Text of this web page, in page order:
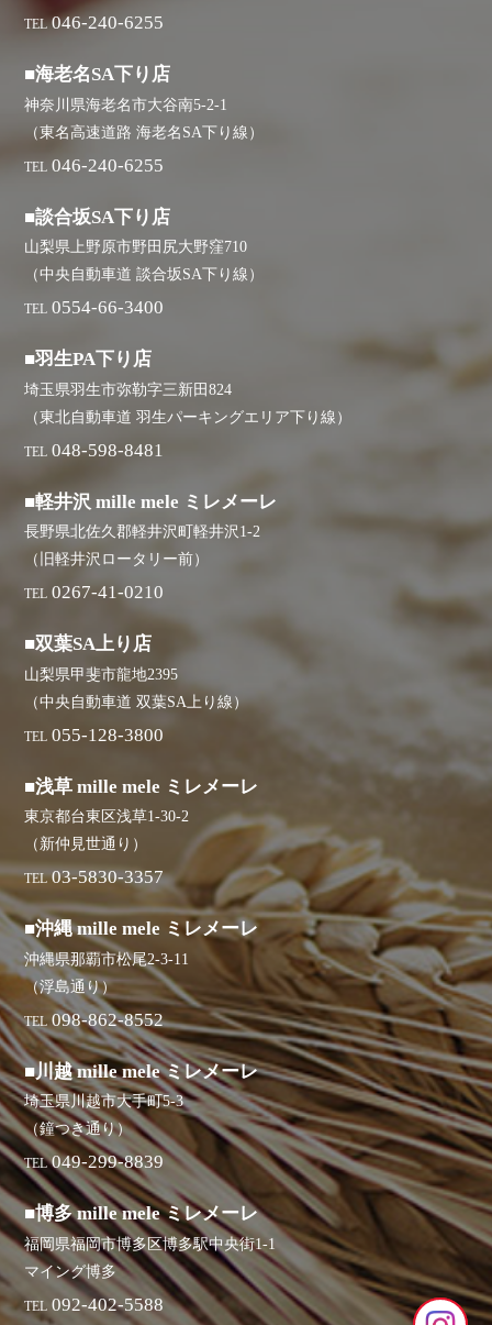
TEL 046-240-6255
■海老名SA下り店
神奈川県海老名市大谷南5-2-1
（東名高速道路 海老名SA下り線）
TEL 046-240-6255
■談合坂SA下り店
山梨県上野原市野田尻大野窪710
（中央自動車道 談合坂SA下り線）
TEL 0554-66-3400
■羽生PA下り店
埼玉県羽生市弥勒字三新田824
（東北自動車道 羽生パーキングエリア下り線）
TEL 048-598-8481
■軽井沢 mille mele ミレメーレ
長野県北佐久郡軽井沢町軽井沢1-2
（旧軽井沢ロータリー前）
TEL 0267-41-0210
■双葉SA上り店
山梨県甲斐市龍地2395
（中央自動車道 双葉SA上り線）
TEL 055-128-3800
■浅草 mille mele ミレメーレ
東京都台東区浅草1-30-2
（新仲見世通り）
TEL 03-5830-3357
■沖縄 mille mele ミレメーレ
沖縄県那覇市松尾2-3-11
（浮島通り）
TEL 098-862-8552
■川越 mille mele ミレメーレ
埼玉県川越市大手町5-3
（鐘つき通り）
TEL 049-299-8839
■博多 mille mele ミレメーレ
福岡県福岡市博多区博多駅中央街1-1
マイング博多
TEL 092-402-5588